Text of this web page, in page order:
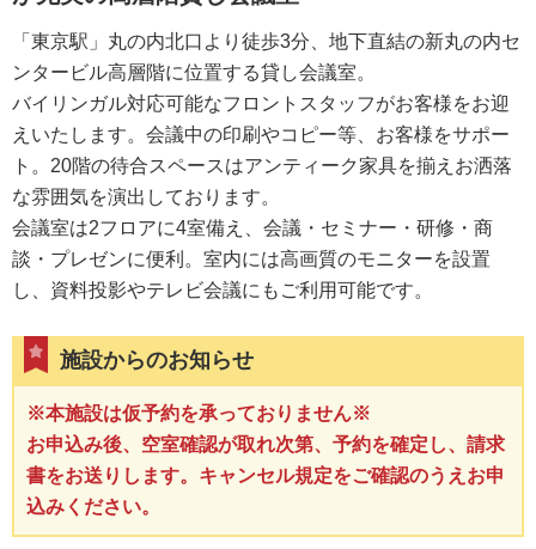
「東京駅」丸の内北口より徒歩3分、地下直結の新丸の内セ
ンタービル高層階に位置する貸し会議室。
バイリンガル対応可能なフロントスタッフがお客様をお迎
えいたします。会議中の印刷やコピー等、お客様をサポー
ト。20階の待合スペースはアンティーク家具を揃えお洒落
な雰囲気を演出しております。
会議室は2フロアに4室備え、会議・セミナー・研修・商
談・プレゼンに便利。室内には高画質のモニターを設置
し、資料投影やテレビ会議にもご利用可能です。
施設からのお知らせ
※本施設は仮予約を承っておりません※
お申込み後、空室確認が取れ次第、予約を確定し、請求
書をお送りします。キャンセル規定をご確認のうえお申
込みください。